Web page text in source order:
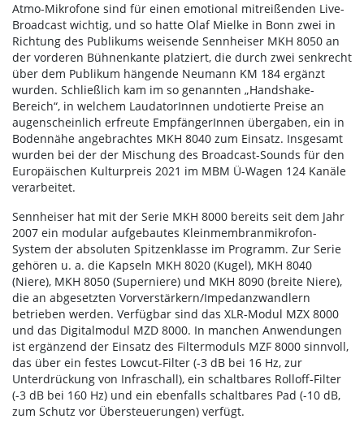
Atmo-Mikrofone sind für einen emotional mitreißenden Live-
Broadcast wichtig, und so hatte Olaf Mielke in Bonn zwei in
Richtung des Publikums weisende Sennheiser MKH 8050 an
der vorderen Bühnenkante platziert, die durch zwei senkrecht
über dem Publikum hängende Neumann KM 184 ergänzt
wurden. Schließlich kam im so genannten „Handshake-
Bereich“, in welchem LaudatorInnen undotierte Preise an
augenscheinlich erfreute EmpfängerInnen übergaben, ein in
Bodennähe angebrachtes MKH 8040 zum Einsatz. Insgesamt
wurden bei der der Mischung des Broadcast-Sounds für den
Europäischen Kulturpreis 2021 im MBM Ü-Wagen 124 Kanäle
verarbeitet.
Sennheiser hat mit der Serie MKH 8000 bereits seit dem Jahr
2007 ein modular aufgebautes Kleinmembranmikrofon-
System der absoluten Spitzenklasse im Programm. Zur Serie
gehören u. a. die Kapseln MKH 8020 (Kugel), MKH 8040
(Niere), MKH 8050 (Superniere) und MKH 8090 (breite Niere),
die an abgesetzten Vorverstärkern/Impedanzwandlern
betrieben werden. Verfügbar sind das XLR-Modul MZX 8000
und das Digitalmodul MZD 8000. In manchen Anwendungen
ist ergänzend der Einsatz des Filtermoduls MZF 8000 sinnvoll,
das über ein festes Lowcut-Filter (-3 dB bei 16 Hz, zur
Unterdrückung von Infraschall), ein schaltbares Rolloff-Filter
(-3 dB bei 160 Hz) und ein ebenfalls schaltbares Pad (-10 dB,
zum Schutz vor Übersteuerungen) verfügt.